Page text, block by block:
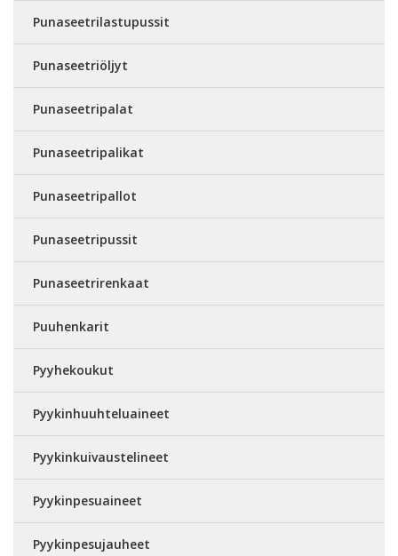
Punaseetrilastupussit
Punaseetriöljyt
Punaseetripalat
Punaseetripalikat
Punaseetripallot
Punaseetripussit
Punaseetrirenkaat
Puuhenkarit
Pyyhekoukut
Pyykinhuuhteluaineet
Pyykinkuivaustelineet
Pyykinpesuaineet
Pyykinpesujauheet